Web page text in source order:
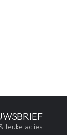
leuke acties